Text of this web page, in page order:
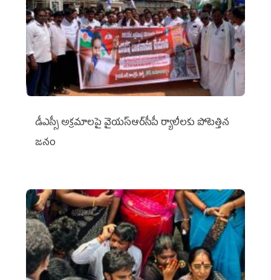
డీఎస్సీ అక్రమాలపై వైయ‌స్ఆర్‌సీపీ ర్యాలీలకు పోటెత్తిన
జనం